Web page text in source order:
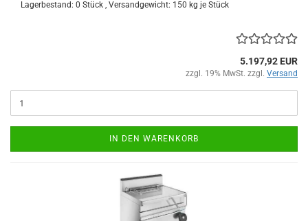
Lagerbestand: 0 Stück , Versandgewicht: 150 kg je Stück
5.197,92 EUR
zzgl. 19% MwSt. zzgl. Versand
IN DEN WARENKORB